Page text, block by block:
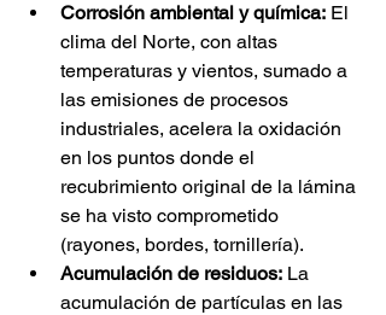
Corrosión ambiental y química: El
clima del Norte, con altas
temperaturas y vientos, sumado a
las emisiones de procesos
industriales, acelera la oxidación
en los puntos donde el
recubrimiento original de la lámina
se ha visto comprometido
(rayones, bordes, tornillería).
Acumulación de residuos: La
acumulación de partículas en las